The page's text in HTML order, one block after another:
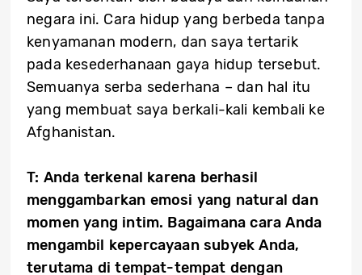
negara ini. Cara hidup yang berbeda tanpa
kenyamanan modern, dan saya tertarik
pada kesederhanaan gaya hidup tersebut.
Semuanya serba sederhana – dan hal itu
yang membuat saya berkali-kali kembali ke
Afghanistan.
T: Anda terkenal karena berhasil
menggambarkan emosi yang natural dan
momen yang intim. Bagaimana cara Anda
mengambil kepercayaan subyek Anda,
terutama di tempat-tempat dengan